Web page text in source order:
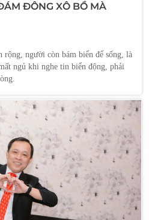
ĐÔNG XÔ BỒ MÀ
rộng, người còn bám biển để sống, là
ngủ khi nghe tin biển động, phải